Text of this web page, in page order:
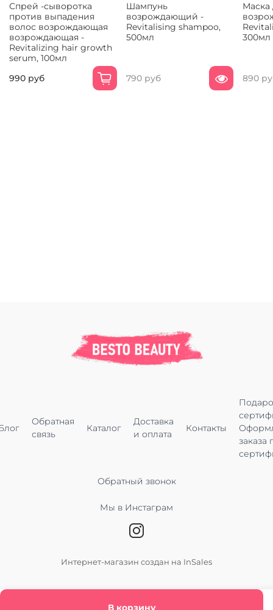
Спрей -сыворотка
против выпадения
волос возрождающая
возрождающая -
Revitalizing hair growth
serum, 100мл
990 руб
Шампунь
возрождающий -
Revitalising shampoo,
500мл
790 руб
Маска
300мл
890
Обратная
связь
Каталог
Доставка
и оплата
Контакты
заказа
Обратный звонок
Мы в Инстаграм
Интернет-магазин создан на InSales